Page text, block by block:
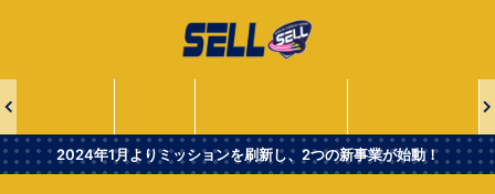
団
法
Second
Era
2024年1月よりミッションを刷新し、2つの新事業が始動！